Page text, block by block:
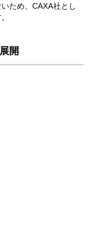
ため、CAXA社とし
開